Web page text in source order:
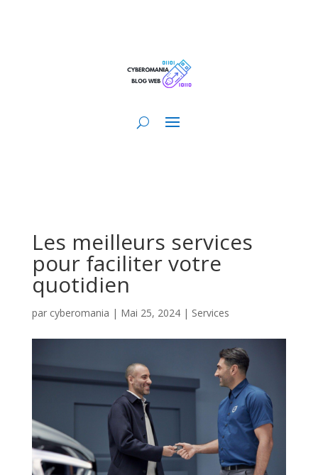
Les meilleurs services
pour faciliter votre
quotidien
par cyberomania | Mai 25, 2024| Services